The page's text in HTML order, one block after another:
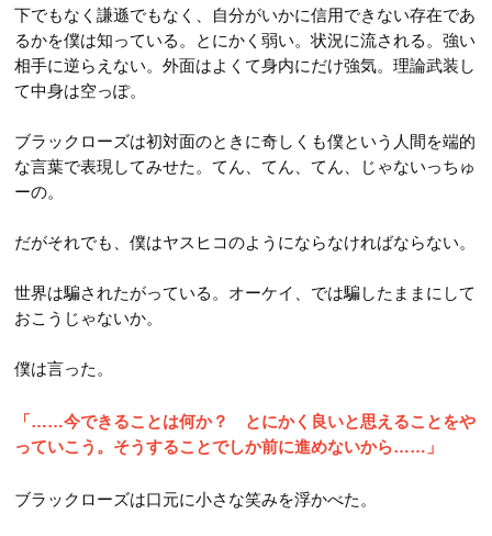
下でもなく謙遜でもなく、自分がいかに信用できない存在であ
るかを僕は知っている。とにかく弱い。状況に流される。強い
相手に逆らえない。外面はよくて身内にだけ強気。理論武装し
て中身は空っぽ。
ブラックローズは初対面のときに奇しくも僕という人間を端的
な言葉で表現してみせた。てん、てん、てん、じゃないっちゅ
ーの。
だがそれでも、僕はヤスヒコのようにならなければならない。
世界は騙されたがっている。オーケイ、では騙したままにして
おこうじゃないか。
僕は言った。
「……今できることは何か？ とにかく良いと思えることをや
っていこう。そうすることでしか前に進めないから……」
ブラックローズは口元に小さな笑みを浮かべた。